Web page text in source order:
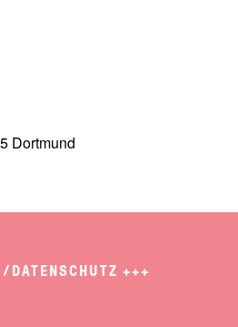
Dortmund
DATENSCHUTZ +++